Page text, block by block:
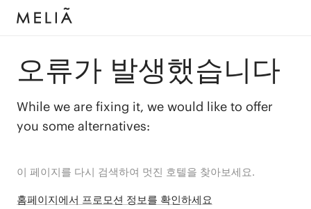
오류가 발생했습니다
While we are fixing it, we would like to offer
you some alternatives:
이 페이지를 다시 검색하여 멋진 호텔을 찾아보세요.
홈페이지에서 프로모션 정보를 확인하세요